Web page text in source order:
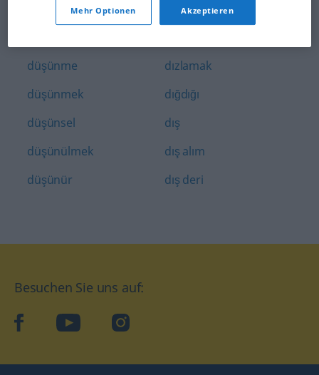
düşündürmek
düşünme
düşünmek
düşünsel
düşünülmek
düşünür
dızdızcı
dızlamak
dığdığı
dış
dış alım
dış deri
Besuchen Sie uns auf:
facebookYouTube Instagram
Mehr Optionen Akzeptieren